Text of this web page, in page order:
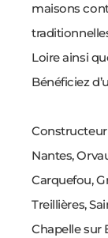
maisons
Loire ainsi
Bénéficiez
Nantes,
Carquefou,
Treillières,
Chapelle sur